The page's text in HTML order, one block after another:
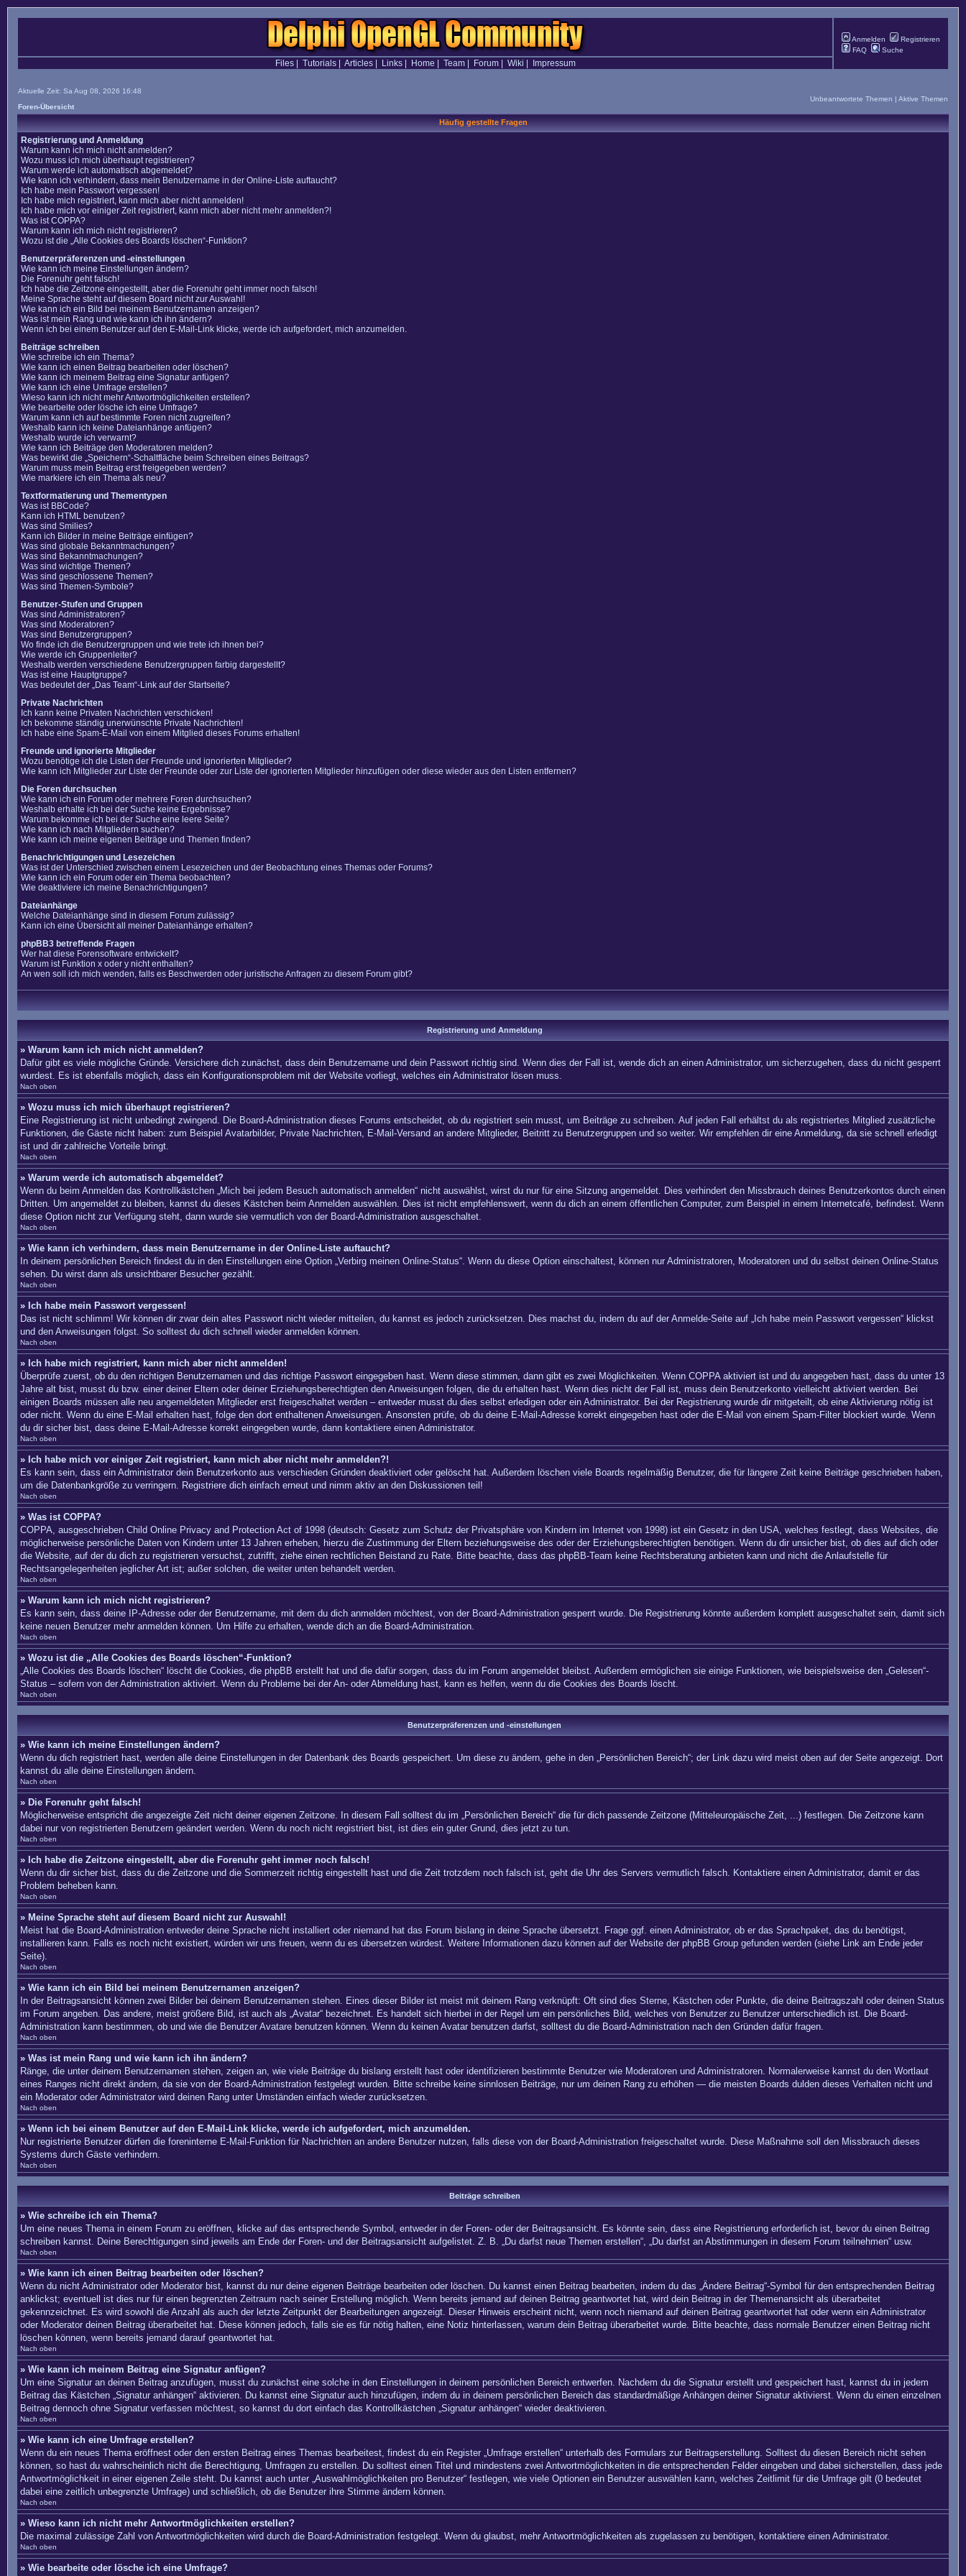
Anmelden
Registrieren
FAQ
Suche
Files| Tutorials| Articles| Links| Home Team| Forum| Wiki Impressum
Aktuelle Zeit: Sa Aug 08, 2026 16:48
Foren-Übersicht
Unbeantwortete Themen | Aktive Themen
Häufig gestellte Fragen
Registrierung und Anmeldung
Warum kann ich mich nicht anmelden?
Wozu muss ich mich überhaupt registrieren?
Warum werde ich automatisch abgemeldet?
Wie kann ich verhindern, dass mein Benutzername in der Online-Liste auftaucht?
Ich habe mein Passwort vergessen!
Ich habe mich registriert, kann mich aber nicht anmelden!
Ich habe mich vor einiger Zeit registriert, kann mich aber nicht mehr anmelden?!
Was ist COPPA?
Warum kann ich mich nicht registrieren?
Wozu ist die „Alle Cookies des Boards löschen“-Funktion?
Benutzerpräferenzen und -einstellungen
Wie kann ich meine Einstellungen ändern?
Die Forenuhr geht falsch!
Ich habe die Zeitzone eingestellt, aber die Forenuhr geht immer noch falsch!
Meine Sprache steht auf diesem Board nicht zur Auswahl!
Wie kann ich ein Bild bei meinem Benutzernamen anzeigen?
Was ist mein Rang und wie kann ich ihn ändern?
Wenn ich bei einem Benutzer auf den E-Mail-Link klicke, werde ich aufgefordert, mich anzumelden.
Beiträge schreiben
Wie schreibe ich ein Thema?
Wie kann ich einen Beitrag bearbeiten oder löschen?
Wie kann ich meinem Beitrag eine Signatur anfügen?
Wie kann ich eine Umfrage erstellen?
Wieso kann ich nicht mehr Antwortmöglichkeiten erstellen?
Wie bearbeite oder lösche ich eine Umfrage?
Warum kann ich auf bestimmte Foren nicht zugreifen?
Weshalb kann ich keine Dateianhänge anfügen?
Weshalb wurde ich verwarnt?
Wie kann ich Beiträge den Moderatoren melden?
Was bewirkt die „Speichern“-Schaltfläche beim Schreiben eines Beitrags?
Warum muss mein Beitrag erst freigegeben werden?
Wie markiere ich ein Thema als neu?
Textformatierung und Thementypen
Was ist BBCode?
Kann ich HTML benutzen?
Was sind Smilies?
Kann ich Bilder in meine Beiträge einfügen?
Was sind globale Bekanntmachungen?
Was sind Bekanntmachungen?
Was sind wichtige Themen?
Was sind geschlossene Themen?
Was sind Themen-Symbole?
Benutzer-Stufen und Gruppen
Was sind Administratoren?
Was sind Moderatoren?
Was sind Benutzergruppen?
Wo finde ich die Benutzergruppen und wie trete ich ihnen bei?
Wie werde ich Gruppenleiter?
Weshalb werden verschiedene Benutzergruppen farbig dargestellt?
Was ist eine Hauptgruppe?
Was bedeutet der „Das Team“-Link auf der Startseite?
Private Nachrichten
Ich kann keine Privaten Nachrichten verschicken!
Ich bekomme ständig unerwünschte Private Nachrichten!
Ich habe eine Spam-E-Mail von einem Mitglied dieses Forums erhalten!
Freunde und ignorierte Mitglieder
Wozu benötige ich die Listen der Freunde und ignorierten Mitglieder?
Wie kann ich Mitglieder zur Liste der Freunde oder zur Liste der ignorierten Mitglieder hinzufügen oder diese wieder aus den Listen entfernen?
Die Foren durchsuchen
Wie kann ich ein Forum oder mehrere Foren durchsuchen?
Weshalb erhalte ich bei der Suche keine Ergebnisse?
Warum bekomme ich bei der Suche eine leere Seite?
Wie kann ich nach Mitgliedern suchen?
Wie kann ich meine eigenen Beiträge und Themen finden?
Benachrichtigungen und Lesezeichen
Was ist der Unterschied zwischen einem Lesezeichen und der Beobachtung eines Themas oder Forums?
Wie kann ich ein Forum oder ein Thema beobachten?
Wie deaktiviere ich meine Benachrichtigungen?
Dateianhänge
Welche Dateianhänge sind in diesem Forum zulässig?
Kann ich eine Übersicht all meiner Dateianhänge erhalten?
phpBB3 betreffende Fragen
Wer hat diese Forensoftware entwickelt?
Warum ist Funktion x oder y nicht enthalten?
An wen soll ich mich wenden, falls es Beschwerden oder juristische Anfragen zu diesem Forum gibt?
Registrierung und Anmeldung
» Warum kann ich mich nicht anmelden?
Dafür gibt es viele mögliche Gründe. Versichere dich zunächst, dass dein Benutzername und dein Passwort richtig sind. Wenn dies der Fall ist, wende dich an einen Administrator, um sicherzugehen, dass du nicht gesperrt
wurdest. Es ist ebenfalls möglich, dass ein Konfigurationsproblem mit der Website vorliegt, welches ein Administrator lösen muss.
Nach oben
» Wozu muss ich mich überhaupt registrieren?
Eine Registrierung ist nicht unbedingt zwingend. Die Board-Administration dieses Forums entscheidet, ob du registriert sein musst, um Beiträge zu schreiben. Auf jeden Fall erhältst du als registriertes Mitglied zusätzliche
Funktionen, die Gäste nicht haben: zum Beispiel Avatarbilder, Private Nachrichten, E-Mail-Versand an andere Mitglieder, Beitritt zu Benutzergruppen und so weiter. Wir empfehlen dir eine Anmeldung, da sie schnell erledigt
ist und dir zahlreiche Vorteile bringt.
Nach oben
» Warum werde ich automatisch abgemeldet?
Wenn du beim Anmelden das Kontrollkästchen „Mich bei jedem Besuch automatisch anmelden“ nicht auswählst, wirst du nur für eine Sitzung angemeldet. Dies verhindert den Missbrauch deines Benutzerkontos durch einen
Dritten. Um angemeldet zu bleiben, kannst du dieses Kästchen beim Anmelden auswählen. Dies ist nicht empfehlenswert, wenn du dich an einem öffentlichen Computer, zum Beispiel in einem Internetcafé, befindest. Wenn
diese Option nicht zur Verfügung steht, dann wurde sie vermutlich von der Board-Administration ausgeschaltet.
Nach oben
» Wie kann ich verhindern, dass mein Benutzername in der Online-Liste auftaucht?
In deinem persönlichen Bereich findest du in den Einstellungen eine Option „Verbirg meinen Online-Status“. Wenn du diese Option einschaltest, können nur Administratoren, Moderatoren und du selbst deinen Online-Status
sehen. Du wirst dann als unsichtbarer Besucher gezählt.
Nach oben
» Ich habe mein Passwort vergessen!
Das ist nicht schlimm! Wir können dir zwar dein altes Passwort nicht wieder mitteilen, du kannst es jedoch zurücksetzen. Dies machst du, indem du auf der Anmelde-Seite auf „Ich habe mein Passwort vergessen“ klickst
und den Anweisungen folgst. So solltest du dich schnell wieder anmelden können.
Nach oben
» Ich habe mich registriert, kann mich aber nicht anmelden!
Überprüfe zuerst, ob du den richtigen Benutzernamen und das richtige Passwort eingegeben hast. Wenn diese stimmen, dann gibt es zwei Möglichkeiten. Wenn COPPAaktiviert ist und du angegeben hast, dass du unter 13
Jahre alt bist, musst du bzw. einer deiner Eltern oder deiner Erziehungsberechtigten den Anweisungen folgen, die du erhalten hast. Wenn dies nicht der Fall ist, muss dein Benutzerkonto vielleicht aktiviert werden. Bei
einigen Boards müssen alle neu angemeldeten Mitglieder erst freigeschaltet werden – entweder musst du dies selbst erledigen oder ein Administrator. Bei der Registrierung wurde dir mitgeteilt, ob eine Aktivierung nötig ist
oder nicht. Wenn du eine E-Mail erhalten hast, folge den dort enthaltenen Anweisungen. Ansonsten prüfe, ob du deine E-Mail-Adresse korrekt eingegeben hast oder die E-Mail von einem Spam-Filter blockiert wurde. Wenn
du dir sicher bist, dass deine E-Mail-Adresse korrekt eingegeben wurde, dann kontaktiere einen Administrator.
Nach oben
» Ich habe mich vor einiger Zeit registriert, kann mich aber nicht mehr anmelden?!
Es kann sein, dass ein Administrator dein Benutzerkonto aus verschieden Gründen deaktiviert oder gelöscht hat. Außerdem löschen viele Boards regelmäßig Benutzer, die für längere Zeit keine Beiträge geschrieben haben,
um die Datenbankgröße zu verringern. Registriere dich einfach erneut und nimm aktiv an den Diskussionen teil!
Nach oben
» Was ist COPPA?
COPPA, ausgeschrieben Child Online Privacy and Protection Act of 1998 (deutsch: Gesetz zum Schutz der Privatsphäre von Kindern im Internet von 1998) ist ein Gesetz in den USA, welches festlegt, dass Websites, die
möglicherweise persönliche Daten von Kindern unter 13 Jahren erheben, hierzu die Zustimmung der Eltern beziehungsweise des oder der Erziehungsberechtigten benötigen. Wenn du dir unsicher bist, ob dies auf dich oder
die Website, auf der du dich zu registrieren versuchst, zutrifft, ziehe einen rechtlichen Beistand zu Rate. Bitte beachte, dass das phpBB-Team keine Rechtsberatung anbieten kann und nicht die Anlaufstelle für
Rechtsangelegenheiten jeglicher Art ist; außer solchen, die weiter unten behandelt werden.
Nach oben
» Warum kann ich mich nicht registrieren?
Es kann sein, dass deine IP-Adresse oder der Benutzername, mit dem du dich anmelden möchtest, von der Board-Administration gesperrt wurde. Die Registrierung könnte außerdem komplett ausgeschaltet sein, damit sich
keine neuen Benutzer mehr anmelden können. Um Hilfe zu erhalten, wende dich an die Board-Administration.
Nach oben
» Wozu ist die „Alle Cookies des Boards löschen“-Funktion?
„Alle Cookies des Boards löschen“ löscht die Cookies, die phpBB erstellt hat und die dafür sorgen, dass du im Forum angemeldet bleibst. Außerdem ermöglichen sie einige Funktionen, wie beispielsweise den „Gelesen“-
Status – sofern von der Administration aktiviert. Wenn du Probleme bei der An- oder Abmeldung hast, kann es helfen, wenn du die Cookies des Boards löscht.
Nach oben
Benutzerpräferenzen und -einstellungen
» Wie kann ich meine Einstellungen ändern?
Wenn du dich registriert hast, werden alle deine Einstellungen in der Datenbank des Boards gespeichert. Um diese zu ändern, gehe in den „Persönlichen Bereich“; der Link dazu wird meist oben auf der Seite angezeigt. Dort
kannst du alle deine Einstellungen ändern.
Nach oben
» Die Forenuhr geht falsch!
Möglicherweise entspricht die angezeigte Zeit nicht deiner eigenen Zeitzone. In diesem Fall solltest du im „Persönlichen Bereich“ die für dich passende Zeitzone (Mitteleuropäische Zeit, ...) festlegen. Die Zeitzone kann
dabei nur von registrierten Benutzern geändert werden. Wenn du noch nicht registriert bist, ist dies ein guter Grund, dies jetzt zu tun.
Nach oben
» Ich habe die Zeitzone eingestellt, aber die Forenuhr geht immer noch falsch!
Wenn du dir sicher bist, dass du die Zeitzone und die Sommerzeit richtig eingestellt hast und die Zeit trotzdem noch falsch ist, geht die Uhr des Servers vermutlich falsch. Kontaktiere einen Administrator, damit er das
Problem beheben kann.
Nach oben
» Meine Sprache steht auf diesem Board nicht zur Auswahl!
Meist hat die Board-Administration entweder deine Sprache nicht installiert oder niemand hat das Forum bislang in deine Sprache übersetzt. Frage ggf. einen Administrator, ob er das Sprachpaket, das du benötigst,
installieren kann. Falls es noch nicht existiert, würden wir uns freuen, wenn du es übersetzen würdest. Weitere Informationen dazu können auf der Website der phpBB Group gefunden werden (siehe Link am Ende jeder
Seite).
Nach oben
» Wie kann ich ein Bild bei meinem Benutzernamen anzeigen?
In der Beitragsansicht können zwei Bilder bei deinem Benutzernamen stehen. Eines dieser Bilder ist meist mit deinem Rang verknüpft: Oft sind dies Sterne, Kästchen oder Punkte, die deine Beitragszahl oder deinen Status
im Forum angeben. Das andere, meist größere Bild, ist auch als „Avatar“ bezeichnet. Es handelt sich hierbei in der Regel um ein persönliches Bild, welches von Benutzer zu Benutzer unterschiedlich ist. Die Board-
Administration kann bestimmen, ob und wie die Benutzer Avatare benutzen können. Wenn du keinen Avatar benutzen darfst, solltest du die Board-Administration nach den Gründen dafür fragen.
Nach oben
» Was ist mein Rang und wie kann ich ihn ändern?
Ränge, die unter deinem Benutzernamen stehen, zeigen an, wie viele Beiträge du bislang erstellt hast oder identifizieren bestimmte Benutzer wie Moderatoren und Administratoren. Normalerweise kannst du den Wortlaut
eines Ranges nicht direkt ändern, da sie von der Board-Administration festgelegt wurden. Bitte schreibe keine sinnlosen Beiträge, nur um deinen Rang zu erhöhen — die meisten Boards dulden dieses Verhalten nicht und
ein Moderator oder Administrator wird deinen Rang unter Umständen einfach wieder zurücksetzen.
Nach oben
» Wenn ich bei einem Benutzer auf den E-Mail-Link klicke, werde ich aufgefordert, mich anzumelden.
Nur registrierte Benutzer dürfen die foreninterne E-Mail-Funktion für Nachrichten an andere Benutzer nutzen, falls diese von der Board-Administration freigeschaltet wurde. Diese Maßnahme soll den Missbrauch dieses
Systems durch Gäste verhindern.
Nach oben
Beiträge schreiben
» Wie schreibe ich ein Thema?
Um eine neues Thema in einem Forum zu eröffnen, klicke auf das entsprechende Symbol, entweder in der Foren- oder der Beitragsansicht. Es könnte sein, dass eine Registrierung erforderlich ist, bevor du einen Beitrag
schreiben kannst. Deine Berechtigungen sind jeweils am Ende der Foren- und der Beitragsansicht aufgelistet. Z. B. „Du darfst neue Themen erstellen“, „Du darfst an Abstimmungen in diesem Forum teilnehmen“ usw.
Nach oben
» Wie kann ich einen Beitrag bearbeiten oder löschen?
Wenn du nicht Administrator oder Moderator bist, kannst du nur deine eigenen Beiträge bearbeiten oder löschen. Du kannst einen Beitrag bearbeiten, indem du das „Ändere Beitrag“-Symbol für den entsprechenden Beitrag
anklickst; eventuell ist dies nur für einen begrenzten Zeitraum nach seiner Erstellung möglich. Wenn bereits jemand auf deinen Beitrag geantwortet hat, wird dein Beitrag in der Themenansicht als überarbeitet
gekennzeichnet. Es wird sowohl die Anzahl als auch der letzte Zeitpunkt der Bearbeitungen angezeigt. Dieser Hinweis erscheint nicht, wenn noch niemand auf deinen Beitrag geantwortet hat oder wenn ein Administrator
oder Moderator deinen Beitrag überarbeitet hat. Diese können jedoch, falls sie es für nötig halten, eine Notiz hinterlassen, warum dein Beitrag überarbeitet wurde. Bitte beachte, dass normale Benutzer einen Beitrag nicht
löschen können, wenn bereits jemand darauf geantwortet hat.
Nach oben
» Wie kann ich meinem Beitrag eine Signatur anfügen?
Um eine Signatur an deinen Beitrag anzufügen, musst du zunächst eine solche in den Einstellungen in deinem persönlichen Bereich entwerfen. Nachdem du die Signatur erstellt und gespeichert hast, kannst du in jedem
Beitrag das Kästchen „Signatur anhängen“ aktivieren. Du kannst eine Signatur auch hinzufügen, indem du in deinem persönlichen Bereich das standardmäßige Anhängen deiner Signatur aktivierst. Wenn du einen einzelnen
Beitrag dennoch ohne Signatur verfassen möchtest, so kannst du dort einfach das Kontrollkästchen „Signatur anhängen“ wieder deaktivieren.
Nach oben
» Wie kann ich eine Umfrage erstellen?
Wenn du ein neues Thema eröffnest oder den ersten Beitrag eines Themas bearbeitest, findest du ein Register „Umfrage erstellen“ unterhalb des Formulars zur Beitragserstellung. Solltest du diesen Bereich nicht sehen
können, so hast du wahrscheinlich nicht die Berechtigung, Umfragen zu erstellen. Du solltest einen Titel und mindestens zwei Antwortmöglichkeiten in die entsprechenden Felder eingeben und dabei sicherstellen, dass jede
Antwortmöglichkeit in einer eigenen Zeile steht. Du kannst auch unter „Auswahlmöglichkeiten pro Benutzer“ festlegen, wie viele Optionen ein Benutzer auswählen kann, welches Zeitlimit für die Umfrage gilt (0 bedeutet
dabei eine zeitlich unbegrenzte Umfrage) und schließlich, ob die Benutzer ihre Stimme ändern können.
Nach oben
» Wieso kann ich nicht mehr Antwortmöglichkeiten erstellen?
Die maximal zulässige Zahl von Antwortmöglichkeiten wird durch die Board-Administration festgelegt. Wenn du glaubst, mehr Antwortmöglichkeiten als zugelassen zu benötigen, kontaktiere einen Administrator.
Nach oben
» Wie bearbeite oder lösche ich eine Umfrage?